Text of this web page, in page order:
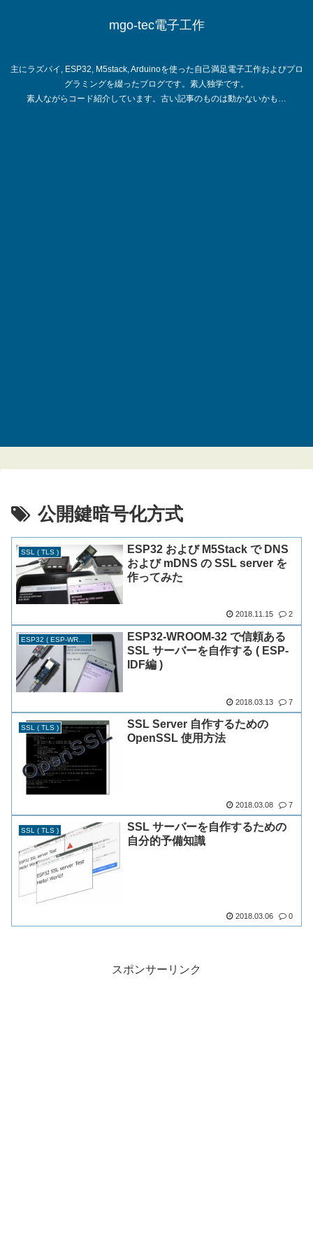
mgo-tec電子工作
主にラズパイ, ESP32, M5stack, Arduinoを使った自己満足電子工作およびプロ
グラミングを綴ったブログです。素人独学です。
公開鍵暗号化方式
SSL ( TLS )
ESP32 および M5Stack で DNS
および mDNS の SSL server を
作ってみた
2018.11.15 2
ESP32 ( ESP-WROOM-32 )
ESP32-WROOM-32 で信頼ある
SSL サーバーを自作する ( ESP-
IDF編 )
2018.03.13 7
SSL ( TLS )
SSL Server 自作するための
OpenSSL 使用方法
2018.03.08 7
SSL ( TLS )
SSL サーバーを自作するための
自分的予備知識
2018.03.06 0
スポンサーリンク